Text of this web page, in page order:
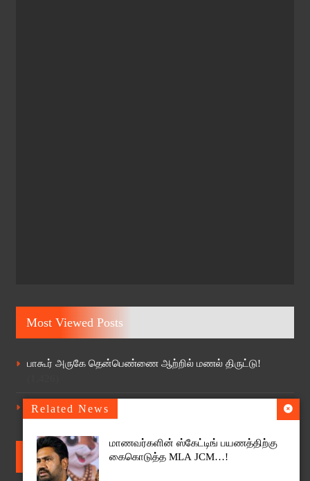
Related News
மாணவர்களின் ஸ்கேட்டிங் பயணத்திற்கு
கைகொடுத்த MLA JCM…!
Most Viewed Posts
பாகூர் அருகே தென்பெண்ணை ஆற்றில் மணல் திருட்டு!
40 ஆண்டுகள் பின்னர் கிளிஞ்சல்மேடு ஸ்ரீ எல்லையம்மன்
ஆலயத்தில் தேர் திருவிழா
Follow Us